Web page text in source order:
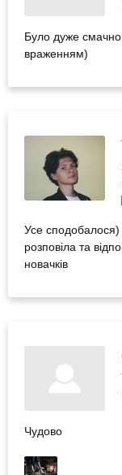
Було дуже
враженням)
Усе сподобалося)
розповіла та
новачків
Чудово